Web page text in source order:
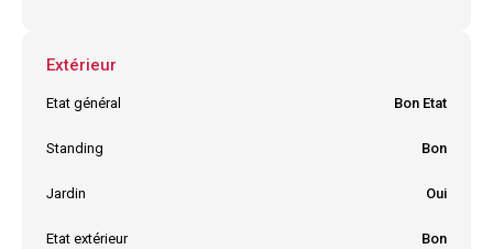
Extérieur
Etat général Bon Etat
Standing Bon
Jardin Oui
Etat extérieur Bon